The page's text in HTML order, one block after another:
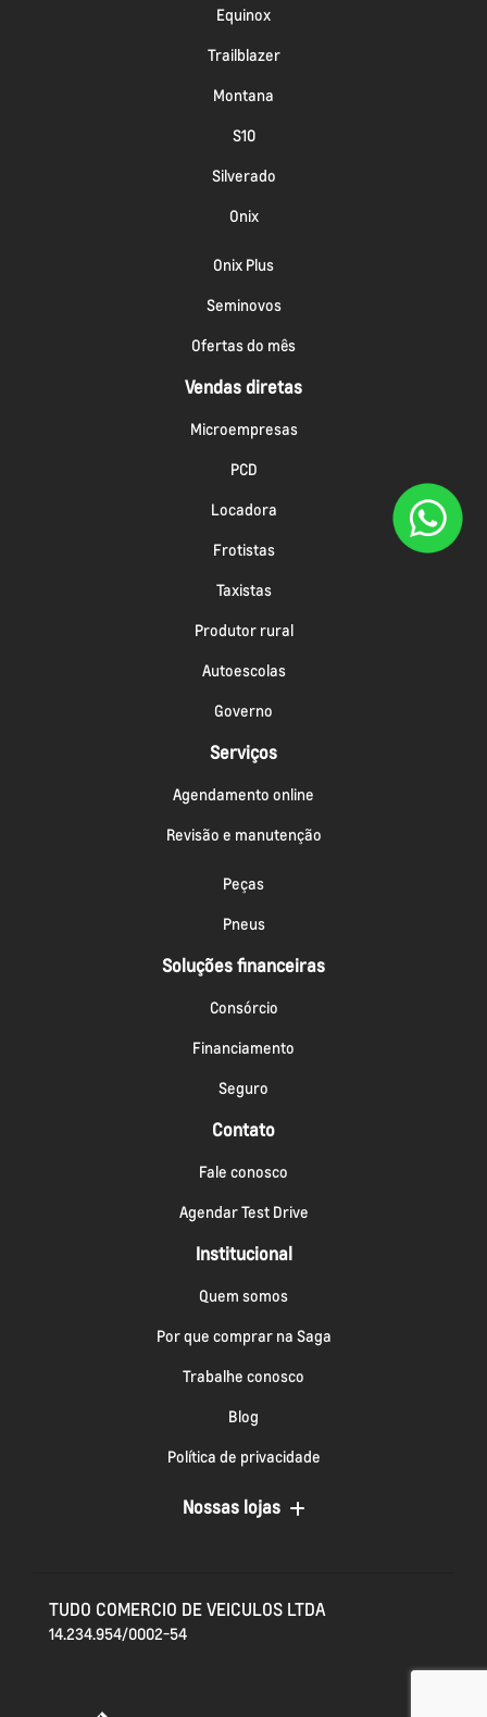
Equinox
Trailblazer
Montana
S10
Silverado
Onix
Onix Plus
Seminovos
Ofertas do mês
Vendas diretas
Microempresas
PCD
Locadora
Frotistas
Taxistas
Produtor rural
Autoescolas
Governo
Serviços
Agendamento online
Revisão e manutenção
Peças
Pneus
Soluções financeiras
Consórcio
Financiamento
Seguro
Contato
Fale conosco
Agendar Test Drive
Institucional
Quem somos
Por que comprar na Saga
Trabalhe conosco
Blog
Política de privacidade
Nossas lojas
TUDO COMERCIO DE VEICULOS LTDA
14.234.954/0002-54